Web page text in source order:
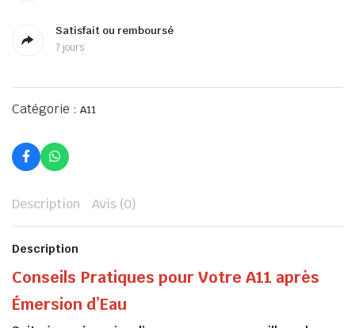
Satisfait ou remboursé
7 jours
Catégorie : A11
Description Avis (0)
Description
Conseils Pratiques pour Votre A11 après
Émersion d’Eau